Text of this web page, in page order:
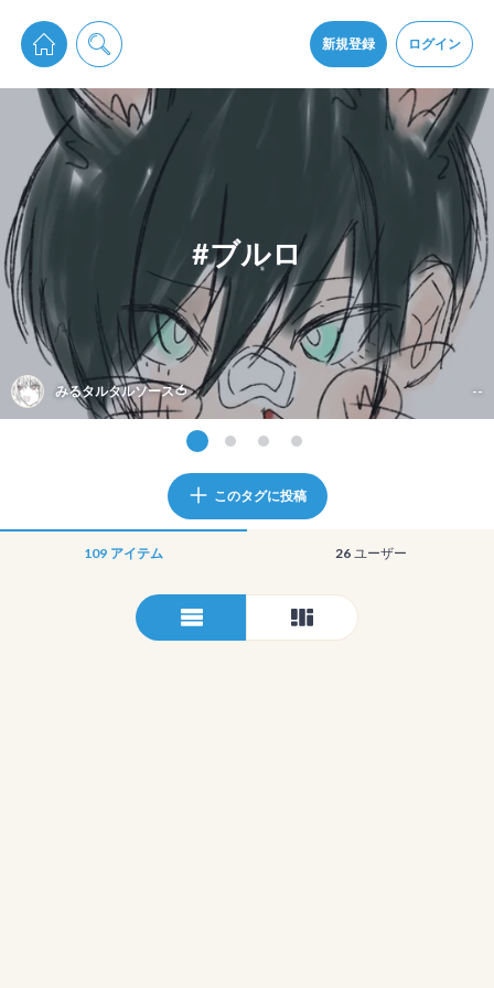
新規登録 ログイン
pixiv Sketchは2024年5月28日付で プライパシーポリシーを改定しました。
通知を受け取るにはここをクリックします
pixiv Sketchアプリでさらに快適に！
#ブルロ
みるタルタルソース🍅 --
このタグに投稿
109 アイテム 26 ユーザー